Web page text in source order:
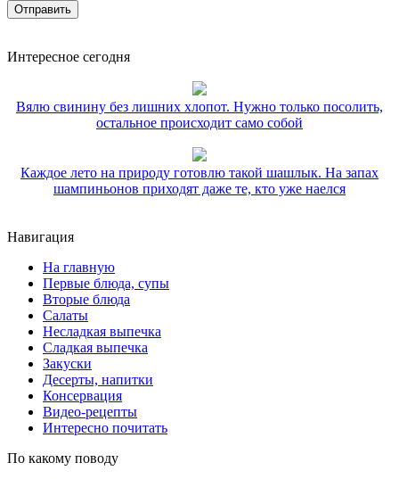
Интересное сегодня
Вялю свинину без лишних хлопот. Нужно только посолить,
остальное происходит само собой
Каждое лето на природу готовлю такой шашлык. На запах
шампиньонов приходят даже те, кто уже наелся
Навигация
На главную
Первые блюда, супы
Вторые блюда
Салаты
Несладкая выпечка
Сладкая выпечка
Закуски
Десерты, напитки
Консервация
Видео-рецепты
Интересно почитать
По какому поводу